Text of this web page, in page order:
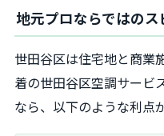
地元プロならではの
世田谷区は住宅地と商業
着の世田谷区空調サービ
なら、以下のような利点